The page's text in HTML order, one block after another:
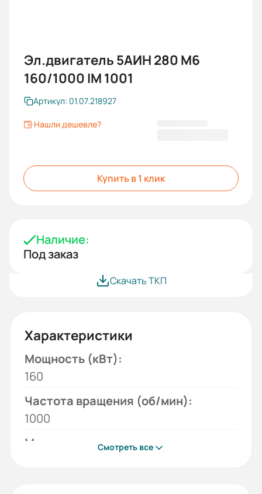
Эл.двигатель 5АИН 280 М6
160/1000 IM 1001
Артикул: 01.07.218927
Нашли дешевле?
Купить в 1 клик
Наличие:
Под заказ
Скачать ТКП
Характеристики
Мощность (кВт):
160
Частота вращения (об/мин):
1000
Монтажное исполнение:
Смотреть все